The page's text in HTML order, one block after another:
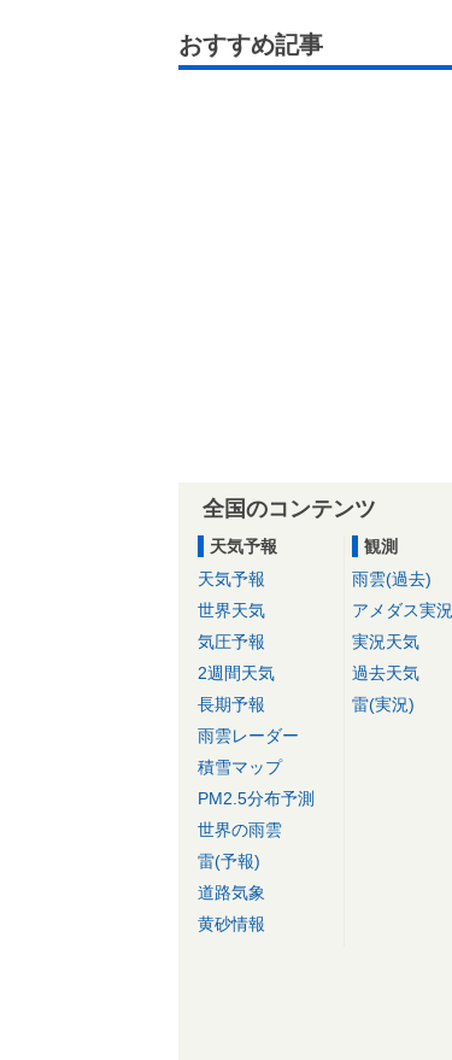
おすすめ記事
全国のコンテンツ
天気予報
天気予報
世界天気
気圧予報
2週間天気
長期予報
雨雲レーダー
積雪マップ
PM2.5分布予測
世界の雨雲
雷(予報)
道路気象
黄砂情報
観測
雨雲(過去)
アメダス実況
実況天気
過去天気
雷(実況)